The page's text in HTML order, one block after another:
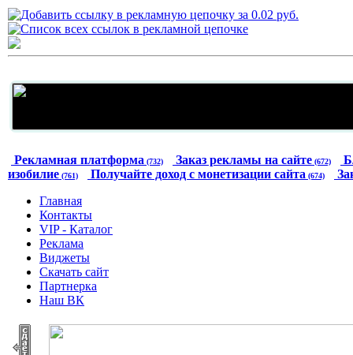
Рекламная платформа (732) Заказ рекламы на сайте (672)
изобилие (761) Получайте доход с монетизации сайта (674)
Главная
Контакты
VIP - Каталог
Реклама
Виджеты
Скачать сайт
Партнерка
Наш ВК